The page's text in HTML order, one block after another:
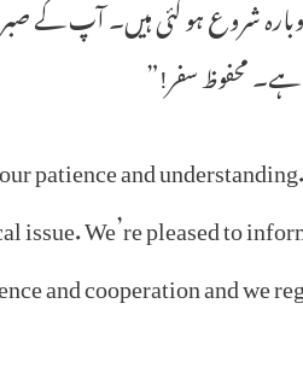
شروع ہو گئی ہیں۔ آپ کے
محفوظ سفر!”
patience and
issue. We’re pleased to
and cooperation and we